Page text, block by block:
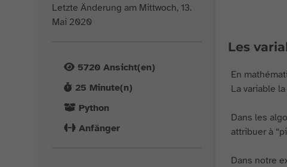
Letzte Änderung am Mittwoch, 13.
Mai 2020
5720 Ansicht(en)
25 Minute(n)
Python
Anfänger
Les
En
La variable
Dans les
attribuer à
Dans notre